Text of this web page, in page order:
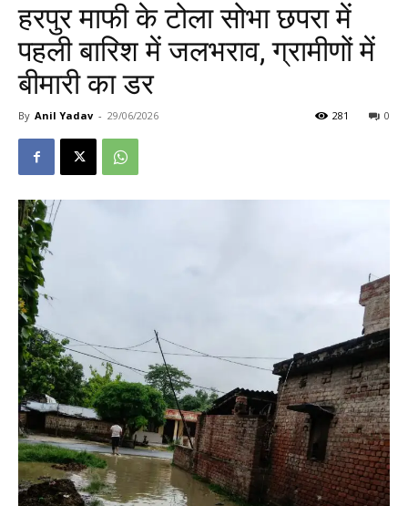
हरपुर माफी के टोला सोभा छपरा में
पहली बारिश में जलभराव, ग्रामीणों में
बीमारी का डर
By Anil Yadav - 29/06/2026 0
281